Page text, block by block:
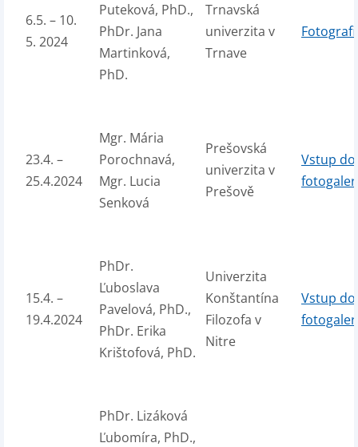
6.5. – 10.
5. 2024
Puteková, PhD.,
PhDr. Jana
Martinková,
PhD.
Trnavská
univerzita v
Trnave
23.4. –
25.4.2024
Mgr. Mária
Porochnavá,
Mgr. Lucia
Senková
Prešovská
univerzita v
Prešově
Vstup do
15.4. –
19.4.2024
PhDr.
Ľuboslava
Pavelová, PhD.,
PhDr. Erika
Krištofová, PhD.
Univerzita
Konštantína
Filozofa v
Nitre
Vstup do
PhDr. Lizáková
Ľubomíra, PhD.,